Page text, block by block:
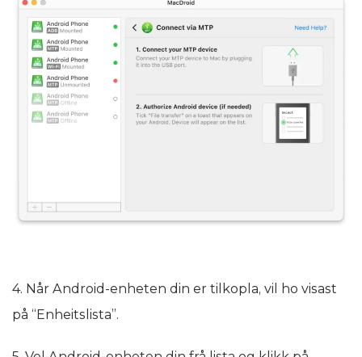
4. Når Android-enheten din er tilkopla, vil ho visast
på “Enheitslista”.